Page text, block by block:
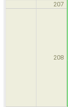
207
208